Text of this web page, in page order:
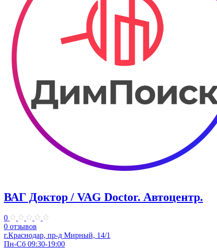
ВАГ Доктор / VAG Doctor. ​Автоцентр.
0
0 отзывов
г.Краснодар, пр-д Мирный, 14/1
Пн-Сб 09:30-19:00